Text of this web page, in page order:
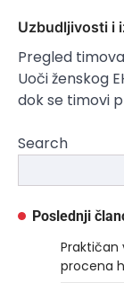
Uzbudljivosti i
Pregled timova
Uoči ženskog
dok se timovi
Search
Poslednji
Praktičan
procena